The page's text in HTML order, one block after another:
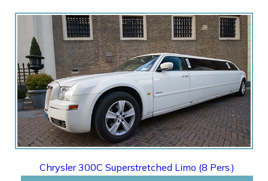
Offerte
Chrysler 300C Superstretched Limo (8 Pers.)